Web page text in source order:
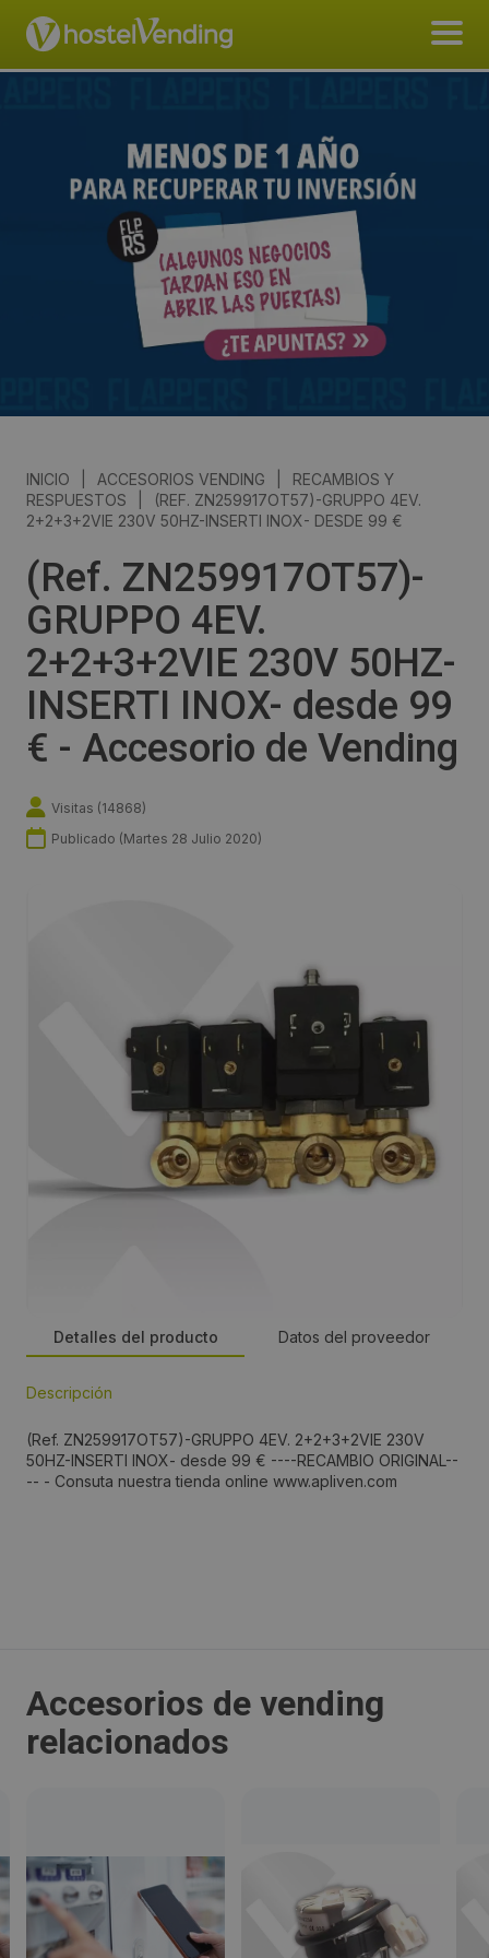
INICIO ACCESORIOS VENDING
RECAMBIOS Y
RESPUESTOS
(REF. ZN259917OT57)-GRUPPO 4EV.
2+2+3+2VIE 230V 50HZ-INSERTI INOX- DESDE 99 €
(Ref. ZN259917OT57)-
GRUPPO 4EV.
2+2+3+2VIE 230V 50HZ-
INSERTI INOX- desde 99
€ - Accesorio de Vending
Visitas (14868)
Publicado (Martes 28 Julio 2020)
Detalles del producto Datos del proveedor
Descripción
(Ref. ZN259917OT57)-GRUPPO 4EV. 2+2+3+2VIE 230V
50HZ-INSERTI INOX- desde 99 € ----RECAMBIO ORIGINAL--
-- - Consuta nuestra tienda online www.apliven.com
Carrer de la Màquina, 10A, 08850 Gavà
Provincia:
Barcelona
Teléfono:
934795040
Accesorios de vending
relacionados